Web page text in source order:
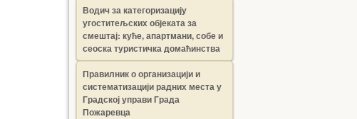
Водич за категоризацију
угоститељских објеката за
смештај: куће, апартмани, собе и
сеоска туристичка домаћинства
Правилник о организацији и
систематизацији радних места у
Градској управи Града
Пожаревца